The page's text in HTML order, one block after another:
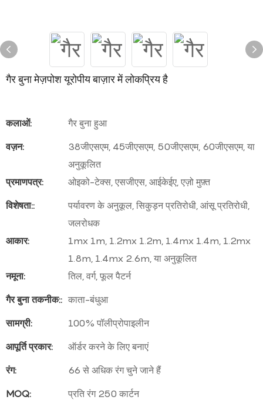
गैर बुना मेज़पोश यूरोपीय बाज़ार में लोकप्रिय है
कलाओं:
गैर बुना हुआ
वज़न:
38जीएसएम, 45जीएसएम, 50जीएसएम, 60जीएसएम, या
अनुकूलित
प्रमाणपत्र:
ओइको-टेक्स, एसजीएस, आईकेईए, एज़ो मुफ़्त
विशेषता::
पर्यावरण के अनुकूल, सिकुड़न प्रतिरोधी, आंसू प्रतिरोधी,
जलरोधक
आकार:
1mx 1m, 1.2mx 1.2m, 1.4mx 1.4m, 1.2mx
1.8m, 1.4mx 2.6m, या अनुकूलित
नमूना:
तिल, वर्ग, फूल पैटर्न
गैर बुना तकनीक:: काता-बंधुआ
सामग्री:
100% पॉलीप्रोपाइलीन
आपूर्ति प्रकार:
ऑर्डर करने के लिए बनाएं
रंग:
66 से अधिक रंग चुने जाने हैं
MOQ:
प्रति रंग 250 कार्टन